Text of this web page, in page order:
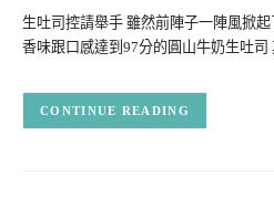
生吐司控請舉手 雖然前陣子一陣風掀
香味跟口感達到97分的圓山牛奶生吐
CONTINUE READING